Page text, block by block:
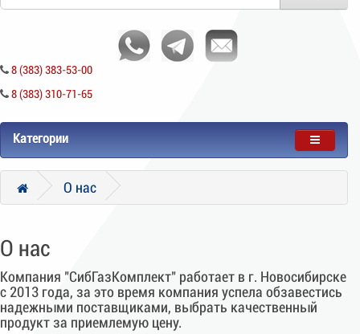
8 (383) 383-53-00
8 (383) 310-71-65
Категории
О нас
О нас
Компания "СибГазКомплект" работает в г. Новосибирске
с 2013 года, за это время компания успела обзавестись
надежными поставщиками, выбрать качественный
продукт за приемлемую цену.